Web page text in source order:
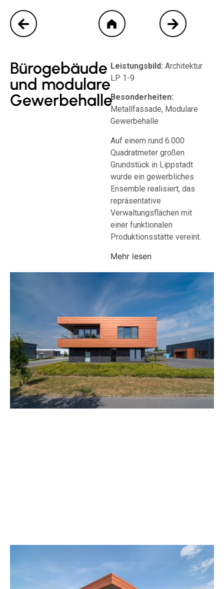
Bürogebäude
und modulare
Gewerbehalle
Leistungsbild: Architektur
LP 1-9
Besonderheiten:
Metallfassade, Modulare
Gewerbehalle
Auf einem rund 6.000
Quadratmeter großen
Grundstück in Lippstadt
wurde ein gewerbliches
Ensemble realisiert, das
repräsentative
Verwaltungsflächen mit
einer funktionalen
Produktionsstätte vereint.
Mehr lesen